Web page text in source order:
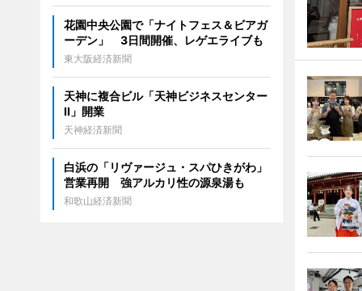
花園中央公園で「ナイトフェス＆ビアガ
ーデン」 3日間開催、レゲエライブも
東大阪経済新聞
天神に複合ビル「天神ビジネスセンター
II」開業
天神経済新聞
白浜の「リヴァージュ・スパひきがわ」
営業再開 強アルカリ性の源泉湯も
和歌山経済新聞